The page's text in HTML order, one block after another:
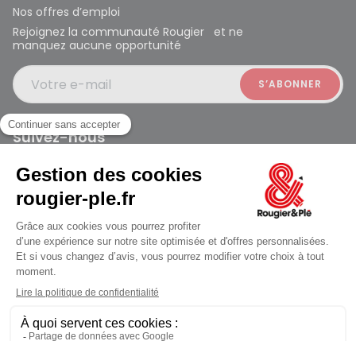
Nos offres d’emploi
Rejoignez la communauté Rougier et ne
manquez aucune opportunité
Votre e-mail
Suivez-nous
Rougier et Plé 2024 Copyright
Mentions légales
Conditions générales des ventes